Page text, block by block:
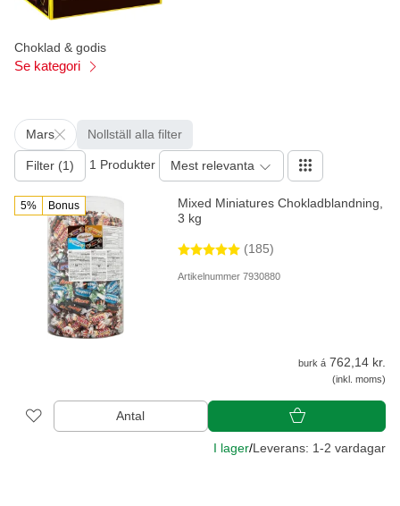
Choklad & godis
Se kategori
Mars Nollställ alla filter
Filter (1) 1 Produkter Mest relevanta
5% Bonus
Mixed Miniatures Chokladblandning,
3 kg
(185)
Artikelnummer 7930880
burk á 762,14 kr.
(inkl. moms)
Antal
I lager/Leverans: 1-2 vardagar